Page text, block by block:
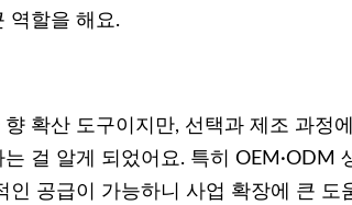
역할을 해요.
확산 도구이지만, 선택과 제조 과정
걸 알게 되었어요. 특히 OEM·ODM
인 공급이 가능하니 사업 확장에 큰 도